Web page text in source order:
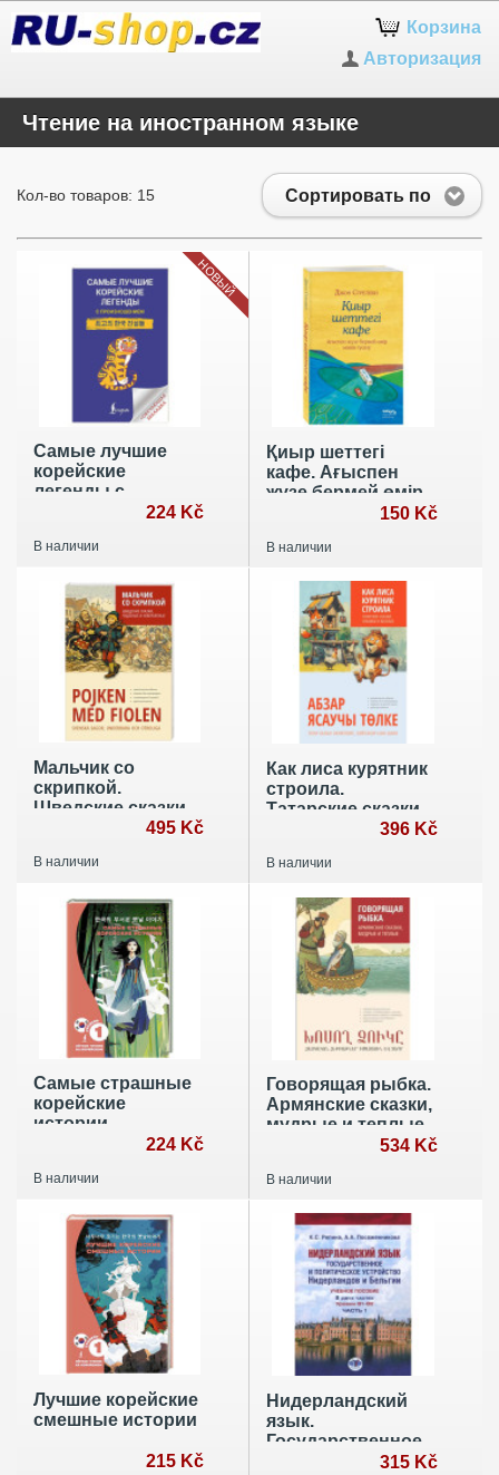
Корзина
Авторизация
Чтение на иностранном языке
Сортировать по
Кол-во товаров: 15
Самые лучшие
корейские
легенды с
произношением224 Kč
В наличии
НОВЫЙ
Қиыр шеттегі
кафе. Ағыспен
жүзе бермей өмір
мәнін түсіну (Кафе
казахском)
150 Kč
В наличии
Мальчик со
скрипкой.
Шведские сказки,
495 Kč
В наличии
Как лиса курятник
строила.
Татарские сказки,
396 Kč
В наличии
Самые страшные
корейские
истории
224 Kč
В наличии
Говорящая рыбка.
Армянские сказки,
мудрые и теплые
534 Kč
В наличии
Лучшие корейские
смешные истории
215 Kč
Нидерландский
язык.
Государственное
и политическое315 Kč